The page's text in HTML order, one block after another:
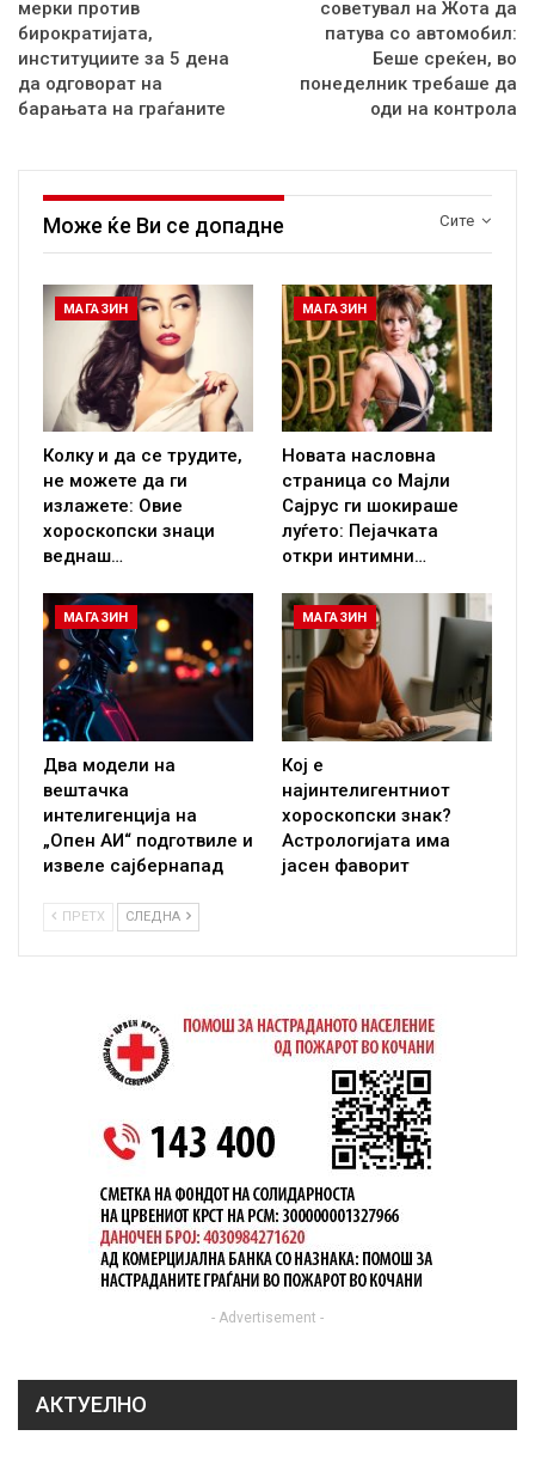
мерки против
бирократијата,
институциите за 5 дена
да одговорат на
барањата на граѓаните
советувал на Жота да
патува со автомобил:
Беше среќен, во
понеделник требаше да
оди на контрола
Сите
Може ќе Ви се допадне
МАГАЗИН
Колку и да се трудите,
не можете да ги
излажете: Овие
хороскопски знаци
веднаш…
МАГАЗИН
Новата насловна
страница со Мајли
Сајрус ги шокираше
луѓето: Пејачката
откри интимни…
МАГАЗИН
Два модели на
вештачка
интелигенција на
„Опен АИ“ подготвиле и
извеле сајбернапад
МАГАЗИН
Кој е
најинтелигентниот
хороскопски знак?
Астрологијата има
јасен фаворит
ПРЕТХ СЛЕДНА
- Advertisement -
АКТУЕЛНО